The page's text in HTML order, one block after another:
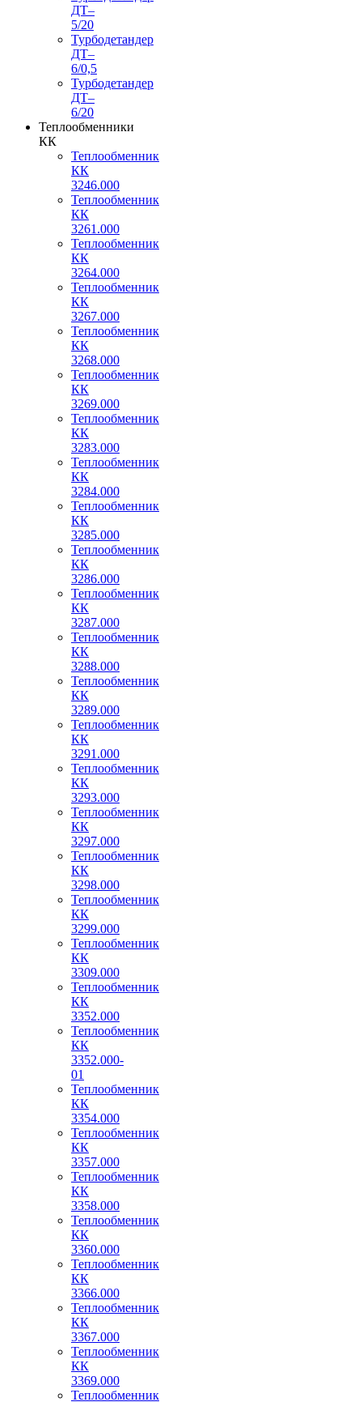
ДТ–
5/20
Турбодетандер
ДТ–
6/0,5
Турбодетандер
ДТ–
6/20
Теплообменники
КК
Теплообменник
КК
3246.000
Теплообменник
КК
3261.000
Теплообменник
КК
3264.000
Теплообменник
КК
3267.000
Теплообменник
КК
3268.000
Теплообменник
КК
3269.000
Теплообменник
КК
3283.000
Теплообменник
КК
3284.000
Теплообменник
КК
3285.000
Теплообменник
КК
3286.000
Теплообменник
КК
3287.000
Теплообменник
КК
3288.000
Теплообменник
КК
3289.000
Теплообменник
КК
3291.000
Теплообменник
КК
3293.000
Теплообменник
КК
3297.000
Теплообменник
КК
3298.000
Теплообменник
КК
3299.000
Теплообменник
КК
3309.000
Теплообменник
КК
3352.000
Теплообменник
КК
3352.000-
01
Теплообменник
КК
3354.000
Теплообменник
КК
3357.000
Теплообменник
КК
3358.000
Теплообменник
КК
3360.000
Теплообменник
КК
3366.000
Теплообменник
КК
3367.000
Теплообменник
КК
3369.000
Теплообменник